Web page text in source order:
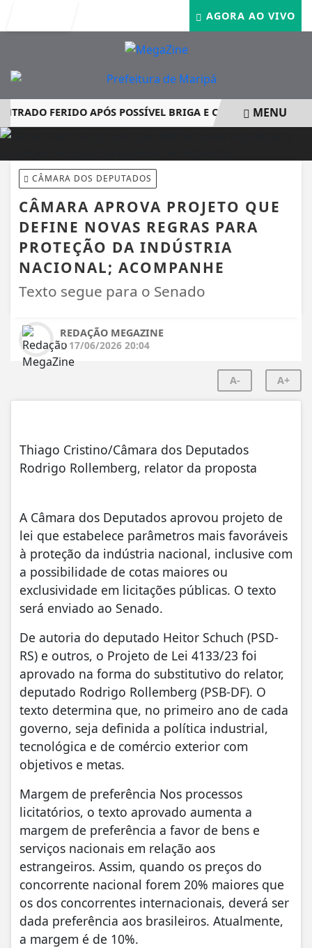
AGORA AO VIVO
FERIDO APÓS POSSÍVEL BRIGA E CASO GRAVEMENU
CÂMARA DOS DEPUTADOS
CÂMARA APROVA PROJETO QUE
DEFINE NOVAS REGRAS PARA
PROTEÇÃO DA INDÚSTRIA
NACIONAL; ACOMPANHE
Texto segue para o Senado
REDAÇÃO MEGAZINE
17/06/2026 20:04
A- A+
Thiago Cristino/Câmara dos Deputados
Rodrigo Rollemberg, relator da proposta
A Câmara dos Deputados aprovou projeto de
lei que estabelece parâmetros mais favoráveis
à proteção da indústria nacional, inclusive com
a possibilidade de cotas maiores ou
exclusividade em licitações públicas. O texto
será enviado ao Senado.
De autoria do deputado Heitor Schuch (PSD-
RS) e outros, o Projeto de Lei 4133/23 foi
aprovado na forma do substitutivo do relator,
deputado Rodrigo Rollemberg (PSB-DF). O
texto determina que, no primeiro ano de cada
governo, seja definida a política industrial,
tecnológica e de comércio exterior com
objetivos e metas.
Margem de preferência Nos processos
licitatórios, o texto aprovado aumenta a
margem de preferência a favor de bens e
serviços nacionais em relação aos
estrangeiros. Assim, quando os preços do
concorrente nacional forem 20% maiores que
os dos concorrentes internacionais, deverá ser
dada preferência aos brasileiros. Atualmente,
a margem é de 10%.